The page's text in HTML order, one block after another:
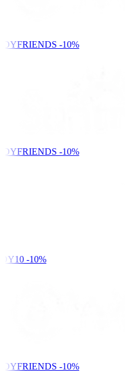
-10%
-10%
-10%
-10%